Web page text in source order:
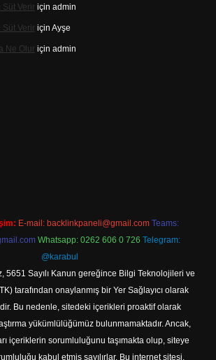
Süt Verir için admin
Süt Verir için Ayşe
Ne Olur için admin
E-mail: backlinkpaneli@gmail.com Teams:
Whatsapp: 0262 606 0 726 Telegram:
@karabul
5651 Sayılı Kanun gereğince Bilgi Teknolojileri ve
tarafından onaylanmış bir Yer Sağlayıcı olarak
Bu nedenle, sitedeki içerikleri proaktif olarak
yükümlülüğümüz bulunmamaktadır. Ancak,
içeriklerin sorumluluğunu taşımakta olup, siteye
kabul etmiş sayılırlar. Bu internet sitesi,